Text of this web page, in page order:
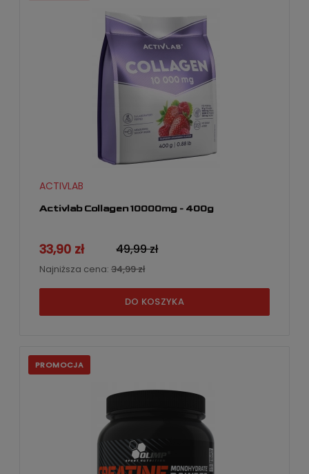
Activlab Collagen 10000mg - 400g
ACTIVLAB
33,90 zł 49,99 zł
Najniższa cena: 34,99 zł
DO KOSZYKA
PROMOCJA